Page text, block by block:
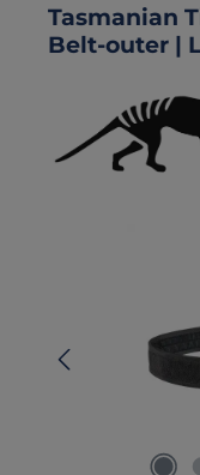
Tasmanian
Belt-outer | L